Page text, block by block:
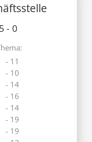
- 0
- 11
- 10
- 14
- 16
- 14
- 19
- 19